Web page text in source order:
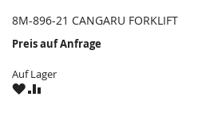
8M-896-21 CANGARU FORKLIFT
Preis auf Anfrage
Auf Lager
ZUZU